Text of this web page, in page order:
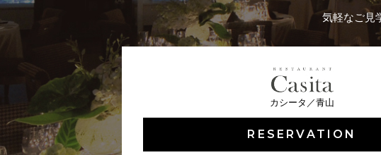
気軽なご見
カシータ／青山
RESERVATION